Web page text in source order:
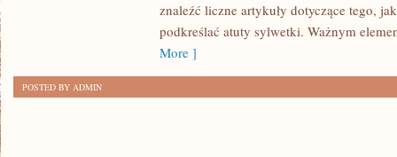
znaleźć liczne artykuły dotyczące tego,
podkreślać atuty sylwetki. Ważnym
More ]
POSTED BY ADMIN